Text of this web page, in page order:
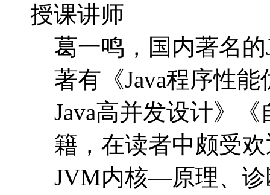
授课讲师
葛一鸣，国内著名
著有《Java程序性
Java高并发设计》
籍，在读者中颇受
JVM内核—原理、诊